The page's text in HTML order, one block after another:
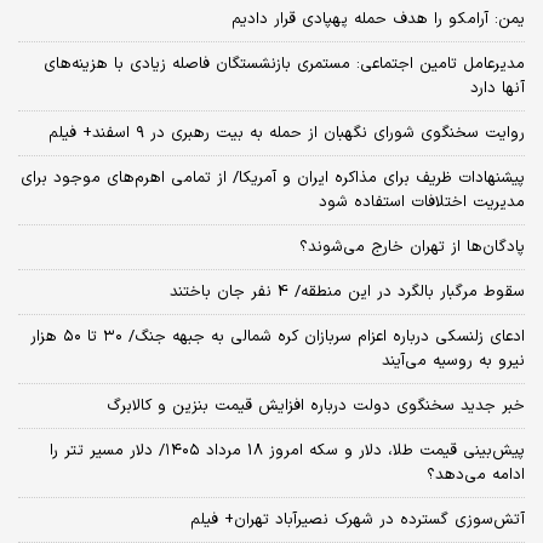
یمن: آرامکو را هدف حمله پهپادی قرار دادیم
مدیرعامل تامین اجتماعی: مستمری بازنشستگان فاصله زیادی با هزینه‌های
آنها دارد
روایت سخنگوی شورای نگهبان از حمله به بیت رهبری در ۹ اسفند+ فیلم
پیشنهادات ظریف برای مذاکره ایران و آمریکا/ از تمامی اهرم‌های موجود برای
مدیریت اختلافات استفاده شود
پادگان‌ها از تهران خارج می‌شوند؟
سقوط مرگبار بالگرد در این منطقه/ 4 نفر جان باختند
ادعای زلنسکی درباره اعزام سربازان کره شمالی به جبهه جنگ/ ۳۰ تا ۵۰ هزار
نیرو به روسیه می‌آیند
خبر جدید سخنگوی دولت درباره افزایش قیمت بنزین و کالابرگ
پیش‌بینی قیمت طلا، دلار و سکه امروز 18 مرداد ۱۴۰۵/ دلار مسیر تتر را
ادامه می‌دهد؟
آتش‌سوزی گسترده در شهرک نصیرآباد تهران+ فیلم